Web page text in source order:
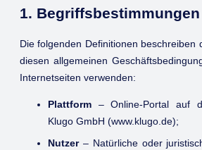
1. Begriffsbestimmungen
Die folgenden Definitionen beschreiben
diesen allgemeinen
Internetseiten verwenden:
Plattform – Online-Portal auf
Klugo GmbH (www.klugo.de);
Nutzer– Natürliche oder